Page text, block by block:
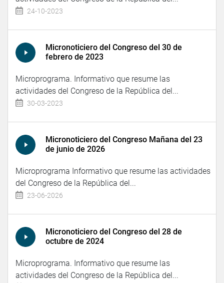
24-10-2023
Micronoticiero del Congreso del 30 de
febrero de 2023
Microprograma. Informativo que resume las
actividades del Congreso de la República del...
30-03-2023
Micronoticiero del Congreso Mañana del 23
de junio de 2026
Microprograma Informativo que resume las actividades
del Congreso de la República del...
23-06-2026
Micronoticiero del Congreso del 28 de
octubre de 2024
Microprograma. Informativo que resume las
actividades del Congreso de la República del...